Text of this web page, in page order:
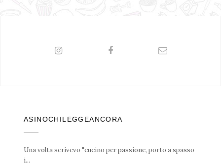
ASINOCHILEGGEANCORA
Una volta scrivevo "cucino per passione, porto a spasso
i...